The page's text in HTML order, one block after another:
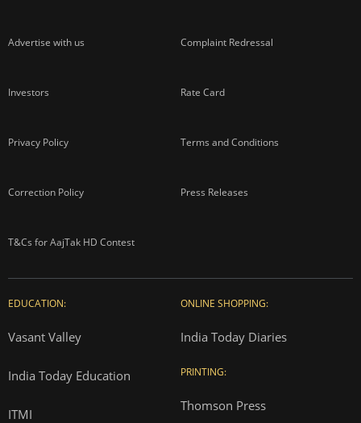
Advertise with us Complaint Redressal
Investors Rate Card
Privacy Policy Terms and Conditions
Correction Policy Press Releases
T&Cs for AajTak HD Contest
EDUCATION:
Vasant Valley
India Today Education
ITMI
ONLINE SHOPPING:
India Today Diaries
PRINTING:
Thomson Press